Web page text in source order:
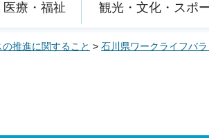
医療・福祉 観光・文化・スポ
推進に関すること > 石川県ワークライフバ